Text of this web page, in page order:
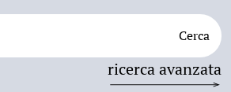
Cerca
ricerca avanzata